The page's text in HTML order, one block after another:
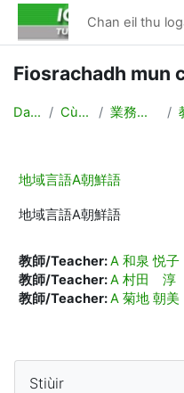
Leum air adhart gu prìomh
Chan eil thu
Fiosrachadh mun
Dachaigh Cùrsaichean 業務連絡/Backyard
地域言語A朝鮮語
地域言語A朝鮮語
教師/Teacher:A 和泉 悦子
教師/Teacher:A 村田 淳
教師/Teacher:A 菊地 朝美
Blocaichean
Stiùir